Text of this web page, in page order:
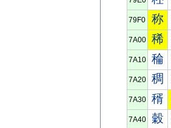
79F0 称
7A00 稀
7A10 稐
7A20 稠
7A30 稰
7A40 穀